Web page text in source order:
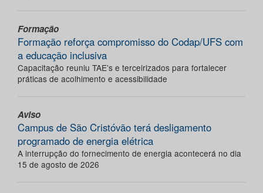
Formação
Formação reforça compromisso do Codap/UFS com
a educação inclusiva
Capacitação reuniu TAE’s e terceirizados para fortalecer
práticas de acolhimento e acessibilidade
Aviso
Campus de São Cristóvão terá desligamento
programado de energia elétrica
A interrupção do fornecimento de energia acontecerá no dia
15 de agosto de 2026